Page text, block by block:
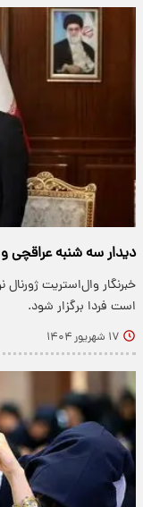
دیدار سه شنبه
خبرنگار وال‌استریت
است فردا برگزار شود.
۱۷ شهریور ۱۴۰۴